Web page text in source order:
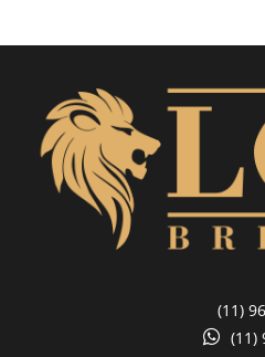
(11)
(11)